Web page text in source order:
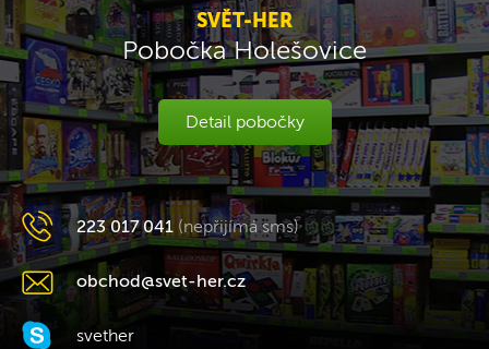
SVĚT-HER
Pobočka Holešovice
Detail pobočky
223 017 041 (nepřijímá sms)
obchod@svet-her.cz
svether